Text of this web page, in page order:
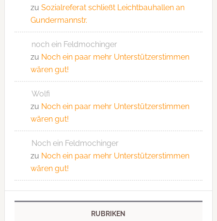
zu Sozialreferat schließt Leichtbauhallen an
Gundermannstr.
noch ein Feldmochinger
zu Noch ein paar mehr Unterstützerstimmen
wären gut!
Wolfi
zu Noch ein paar mehr Unterstützerstimmen
wären gut!
Noch ein Feldmochinger
zu Noch ein paar mehr Unterstützerstimmen
wären gut!
RUBRIKEN